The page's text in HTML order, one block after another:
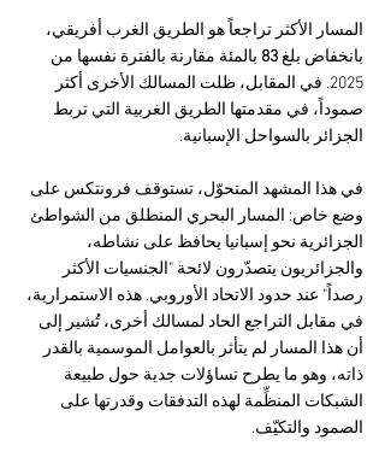
المسار الأكثر تراجعاً هو الطريق الغرب أفريقي،
بانخفاض بلغ 83 بالمئة مقارنة بالفترة نفسها من
2025. في المقابل، ظلت المسالك الأخرى أكثر
صموداً، في مقدمتها الطريق الغربية التي تربط
الجزائر بالسواحل الإسبانية.
في هذا المشهد المتحوّل، تستوقف فرونتكس على
وضع خاص: المسار البحري المنطلق من الشواطئ
الجزائرية نحو إسبانيا يحافظ على نشاطه،
والجزائريون يتصدّرون لائحة "الجنسيات الأكثر
رصداً" عند حدود الاتحاد الأوروبي. هذه الاستمرارية،
في مقابل التراجع الحاد لمسالك أخرى، تُشير إلى
أن هذا المسار لم يتأثر بالعوامل الموسمية بالقدر
ذاته، وهو ما يطرح تساؤلات جدية حول طبيعة
الشبكات المنظِّمة لهذه التدفقات وقدرتها على
الصمود والتكيّف.